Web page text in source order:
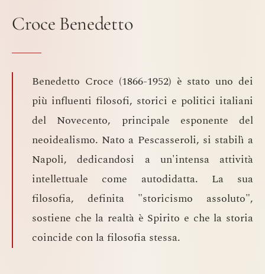
Croce Benedetto
Benedetto Croce (1866-1952) è stato uno dei
più influenti filosofi, storici e politici italiani
del Novecento, principale esponente del
neoidealismo. Nato a Pescasseroli, si stabilì a
Napoli, dedicandosi a un'intensa attività
intellettuale come autodidatta. La sua
filosofia, definita "storicismo assoluto",
sostiene che la realtà è Spirito e che la storia
coincide con la filosofia stessa.